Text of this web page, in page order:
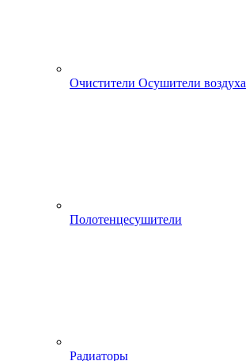
Очистители Осушители воздуха
Полотенцесушители
Радиаторы